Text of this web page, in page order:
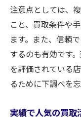
注意点としては、
こと、買取条件や
ます。また、信頼
するのも有効です
を評価されている
るために下調べを
実績で人気の買取